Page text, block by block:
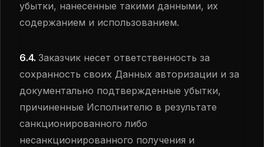
убытки, нанесенные такими данными, их
содержанием и использованием.
6.4. Заказчик несет ответственность за
сохранность своих Данных авторизации и за
документально подтвержденные убытки,
причиненные Исполнителю в результате
санкционированного либо
несанкционированного получения и